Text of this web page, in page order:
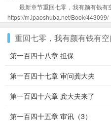
最新章节重回七零，我有颜有钱有
https://m.ipaoshuba.net/Book/443099/
重回七零，我有颜有钱有
第一百四十八章 担保
第一百四十七章 审问龚大夫
第一百四十六章 龚大夫来了
第一百四十五章 审讯（3）